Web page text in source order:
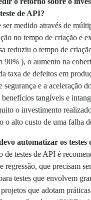
de API?
medido através de
no tempo de criação e
reduziu o tempo de
90% ), o aumento na
taxa de defeitos em
segurança e a aceleração
benefícios tangíveis e
o investimento
o alto custo de uma falha
automatizar os testes
de testes de API é
regressão, que precisam
testes que envolvem
que adotam